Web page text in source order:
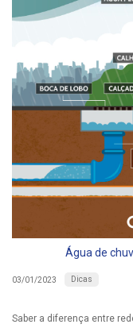
Água de
03/01/2023 Dicas
Saber a diferença entre